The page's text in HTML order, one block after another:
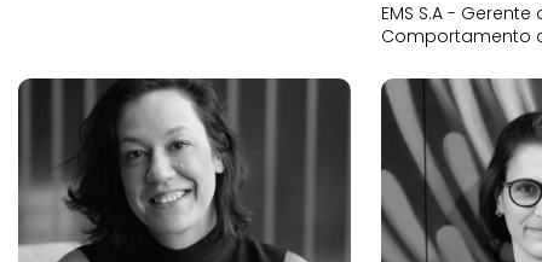
EMS S.A -
Comportamento